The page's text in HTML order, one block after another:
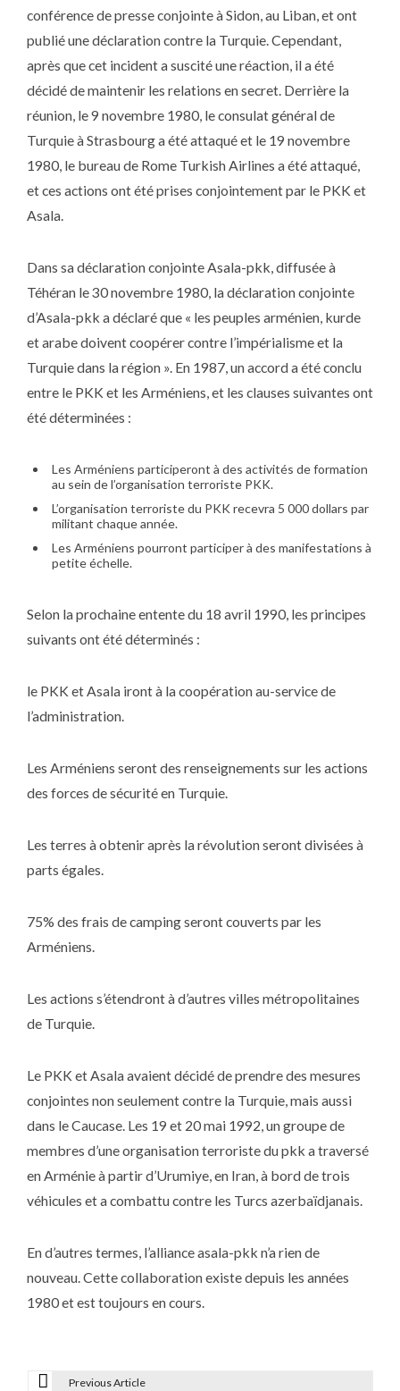
conférence de presse conjointe à Sidon, au Liban, et ont
publié une déclaration contre la Turquie. Cependant,
après que cet incident a suscité une réaction, il a été
décidé de maintenir les relations en secret. Derrière la
réunion, le 9 novembre 1980, le consulat général de
Turquie à Strasbourg a été attaqué et le 19 novembre
1980, le bureau de Rome Turkish Airlines a été attaqué,
et ces actions ont été prises conjointement par le PKK et
Asala.
Dans sa déclaration conjointe Asala-pkk, diffusée à
Téhéran le 30 novembre 1980, la déclaration conjointe
d’Asala-pkk a déclaré que « les peuples arménien, kurde
et arabe doivent coopérer contre l’impérialisme et la
Turquie dans la région ». En 1987, un accord a été conclu
entre le PKK et les Arméniens, et les clauses suivantes ont
été déterminées :
Les Arméniens participeront à des activités de formation
au sein de l’organisation terroriste PKK.
L’organisation terroriste du PKK recevra 5 000 dollars par
militant chaque année.
Les Arméniens pourront participer à des manifestations à
petite échelle.
Selon la prochaine entente du 18 avril 1990, les principes
suivants ont été déterminés :
le PKK et Asala iront à la coopération au-service de
l’administration.
Les Arméniens seront des renseignements sur les actions
des forces de sécurité en Turquie.
Les terres à obtenir après la révolution seront divisées à
parts égales.
75% des frais de camping seront couverts par les
Arméniens.
Les actions s’étendront à d’autres villes métropolitaines
de Turquie.
Le PKK et Asala avaient décidé de prendre des mesures
conjointes non seulement contre la Turquie, mais aussi
dans le Caucase. Les 19 et 20 mai 1992, un groupe de
membres d’une organisation terroriste du pkk a traversé
en Arménie à partir d’Urumiye, en Iran, à bord de trois
véhicules et a combattu contre les Turcs azerbaïdjanais.
En d’autres termes, l’alliance asala-pkk n’a rien de
nouveau. Cette collaboration existe depuis les années
1980 et est toujours en cours.
Previous Article